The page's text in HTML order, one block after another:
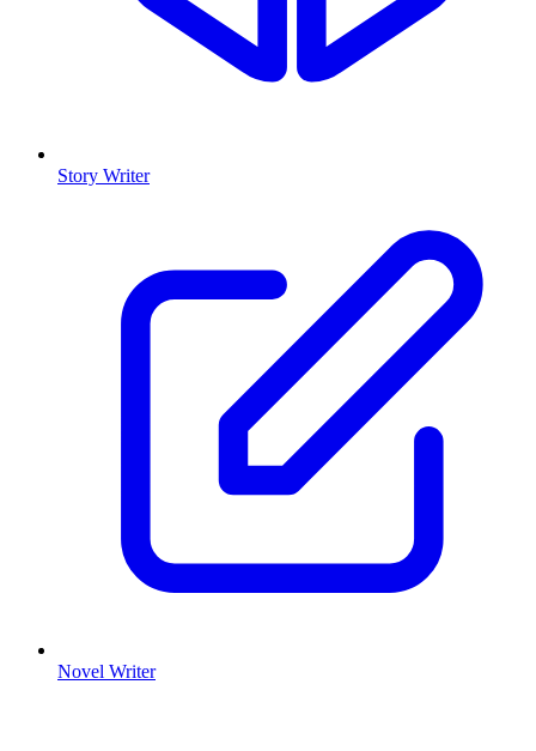
Story Writer
Novel Writer